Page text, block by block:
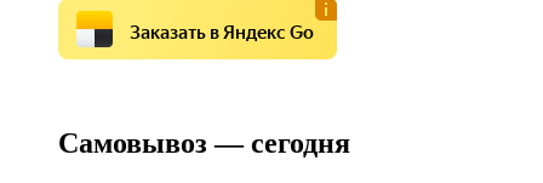
Заказать в Яндекс Go
Самовывоз — сегодня